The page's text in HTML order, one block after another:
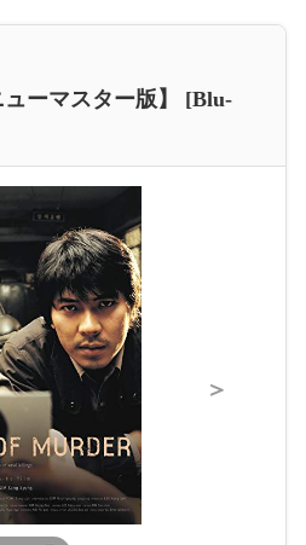
ーマスター版】 [Blu-
＞